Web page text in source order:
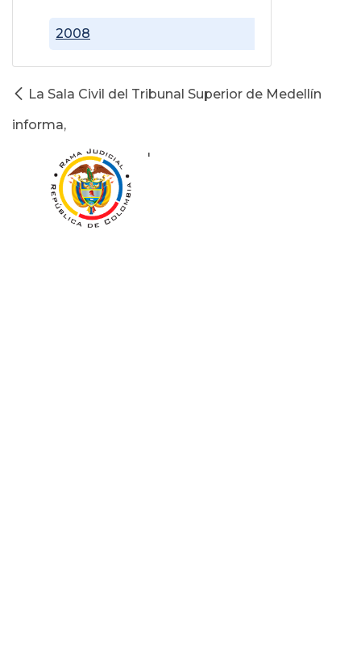
2008
La Sala Civil del Tribunal Superior de Medellín
informa,
'